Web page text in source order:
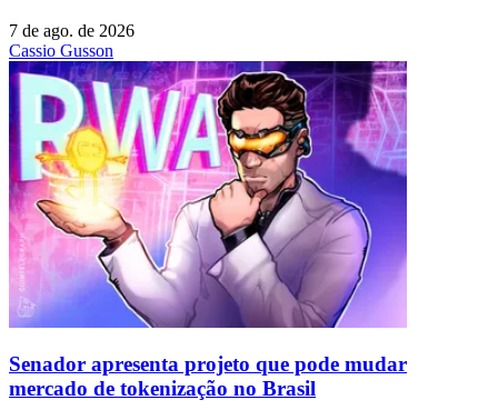
7 de ago. de 2026
Cassio Gusson
Senador apresenta projeto que pode mudar
mercado de tokenização no Brasil